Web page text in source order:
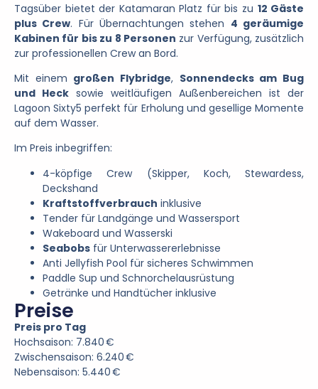
Tagsüber bietetder KatamaranPlatz fürbis zu 12 Gäste
plus Crew. FürÜbernachtungenstehen 4 geräumige
Kabinen für bis zu 8 Personen zur Verfügung, zusätzlich
zur professionellen Crewan Bord.
Mit einem großen Flybridge, Sonnendecks am Bug
und Heck sowie weitläufigen Außenbereichen ist der
LagoonSixty5perfekt für Erholung und geselligeMomente
auf dem Wasser.
Im Preis inbegriffen:
4-köpfigeCrew(Skipper, Koch, Stewardess,
Deckshand
Kraftstoffverbrauch inklusive
Tender für Landgänge und Wassersport
Wakeboard und Wasserski
Seabobs für Unterwassererlebnisse
Anti Jellyfish Pool für sicheres Schwimmen
Paddle Sup und Schnorchelausrüstung
Getränke und Handtücher inklusive
Preise
Preis pro Tag
Hochsaison: 7.840 €
Zwischensaison: 6.240 €
Nebensaison: 5.440 €